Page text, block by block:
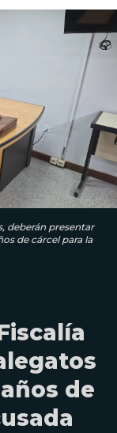
deberán presentar
de cárcel para la
de